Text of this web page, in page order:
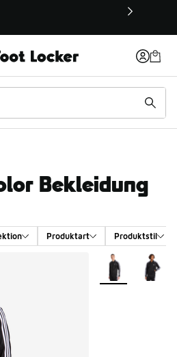
neuen Fenster
Bekleidung
Produktart Produktstil
Weitere Farben